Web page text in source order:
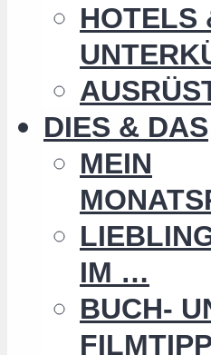
HOTELS
DIES & DAS
MEIN
IM …
BUCH-